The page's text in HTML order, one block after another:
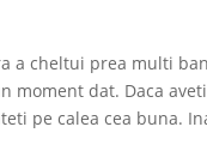
a cheltui prea multi
moment dat. Daca
pe calea cea buna.